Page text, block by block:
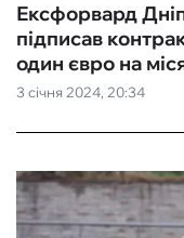
3 січня 2024, 20:34
Ексфорвард
підписав
один євро на